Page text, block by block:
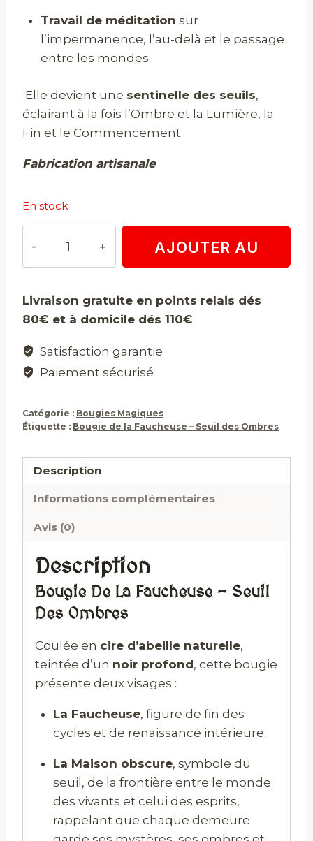
Travail de méditation sur
l’impermanence, l’au-delà et le passage
entre les mondes.
Elle devient une sentinelle des seuils,
éclairant à la fois l’Ombre et la Lumière, la
Fin et le Commencement.
Fabrication artisanale
En stock
Bougie
–
Seuil
AJOUTER AU
Livraison gratuite en points relais dés
80€ et à domicile dés 110€
Satisfaction garantie
Paiement sécurisé
Catégorie : Bougies Magiques
Étiquette : Bougie de la Faucheuse – Seuil des Ombres
Description
Informations complémentaires
Avis (0)
Description
Bougie De La Faucheuse – Seuil
Des Ombres
Coulée en cire d’abeille naturelle,
teintée d’un noir profond, cette bougie
présente deux visages :
La Faucheuse, figure de fin des
cycles et de renaissance intérieure.
La Maison obscure, symbole du
seuil, de la frontière entre le monde
des vivants et celui des esprits,
rappelant que chaque demeure